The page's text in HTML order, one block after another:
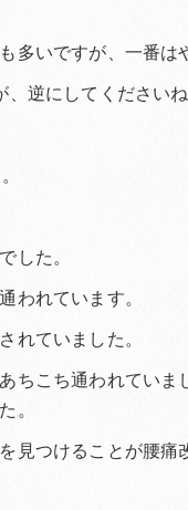
多いですが、一番は
逆にしてくださいね
した。
われています。
れていました。
ちこち通われてい
。
見つけることが腰痛